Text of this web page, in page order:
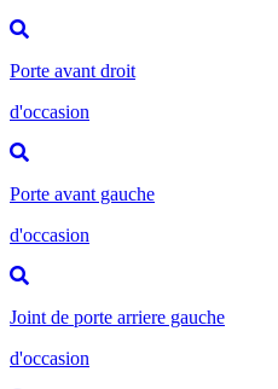
Porte avant droit
d'occasion
Porte avant gauche
d'occasion
Joint de porte arriere gauche
d'occasion